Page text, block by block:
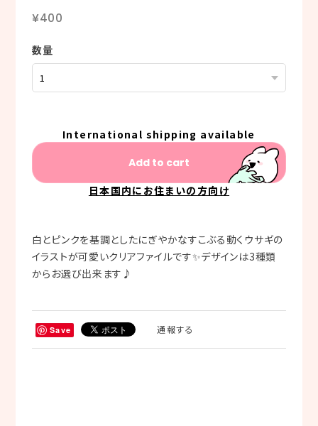
¥400
数量
International shipping available
Add to cart
日本国内にお住まいの方向け
白とピンクを基調としたにぎやかなすこぶる動くウサギの
イラストが可愛いクリアファイルです✨デザインは3種類
からお選び出来ます♪
Save 通報する